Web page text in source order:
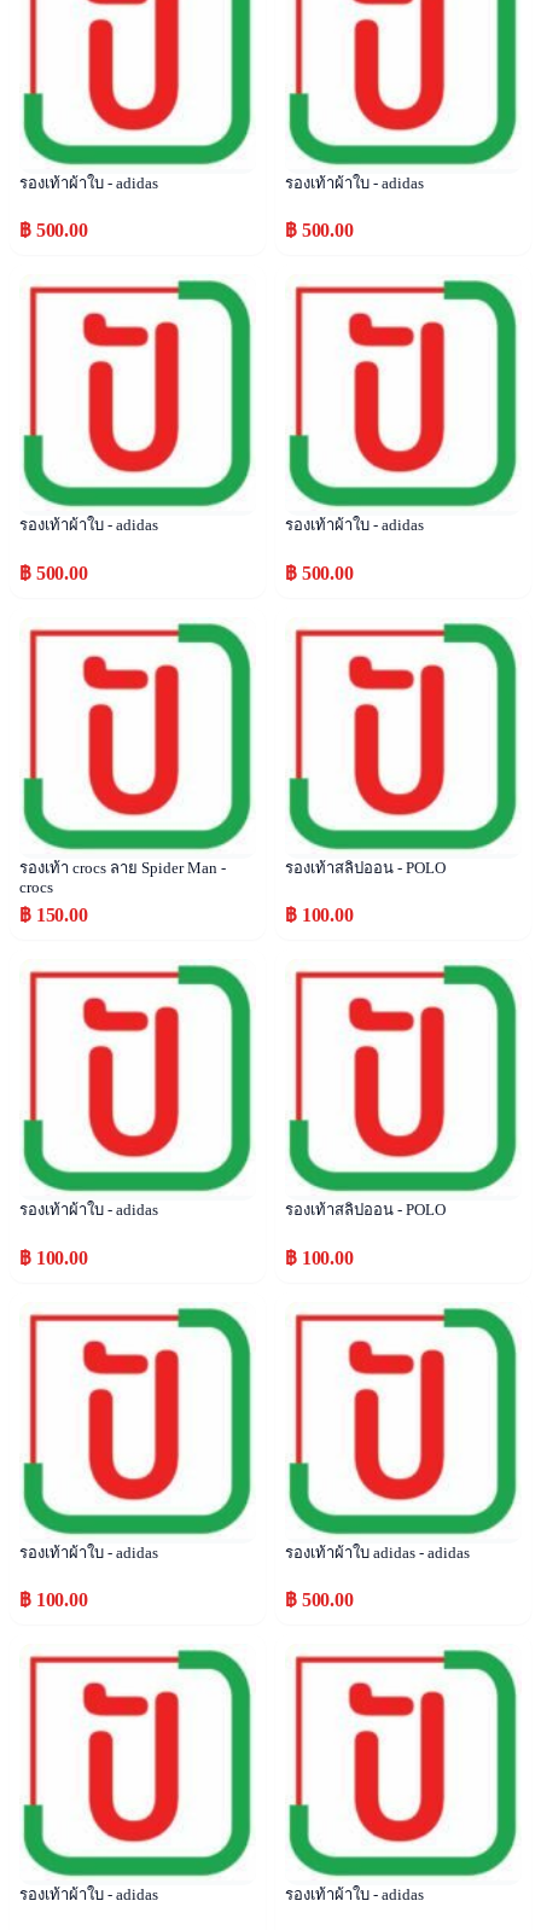
รองเท้าผ้าใบ - adidas
฿ 500.00
รองเท้าผ้าใบ - adidas
฿ 500.00
Popular
รองเท้าผ้าใบ - adidas
฿ 500.00
Popular
รองเท้าผ้าใบ - adidas
฿ 500.00
Popular
รองเท้า crocs ลาย Spider Man -
crocs
฿ 150.00
Popular
รองเท้าสลิปออน - POLO
฿ 100.00
Popular
รองเท้าผ้าใบ - adidas
฿ 100.00
Popular
รองเท้าสลิปออน - POLO
฿ 100.00
Popular
รองเท้าผ้าใบ - adidas
฿ 100.00
Popular
รองเท้าผ้าใบ adidas - adidas
฿ 500.00
Popular
รองเท้าผ้าใบ - adidas
Popular
รองเท้าผ้าใบ - adidas